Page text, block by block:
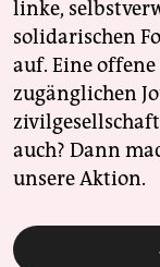
linke,
solidarischen
auf. Eine
zugänglichen
auch? Dann
unsere Aktion.